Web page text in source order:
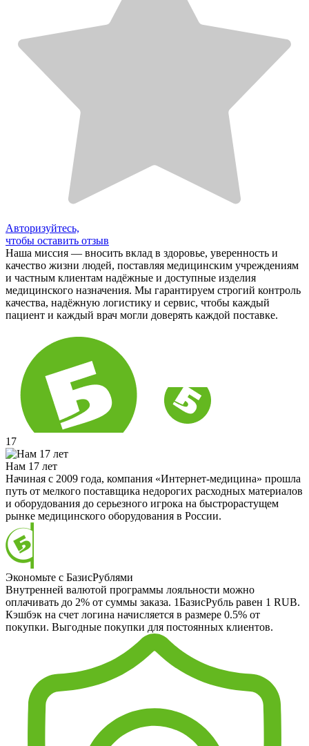
Авторизуйтесь,
чтобы оставить отзыв
Наша миссия — вносить вклад в здоровье, уверенность и
качество жизни людей, поставляя медицинским учреждениям
и частным клиентам надёжные и доступные изделия
медицинского назначения. Мы гарантируем строгий контроль
качества, надёжную логистику и сервис, чтобы каждый
пациент и каждый врач могли доверять каждой поставке.
17
Нам 17 лет
Начиная с 2009 года, компания «Интернет-медицина» прошла
путь от мелкого поставщика недорогих расходных материалов
и оборудования до серьезного игрока на быстрорастущем
рынке медицинского оборудования в России.
Экономьте с БазисРублями
Внутренней валютой программы лояльности можно
оплачивать до 2% от суммы заказа. 1БазисРубль равен 1 RUB.
Кэшбэк на счет логина начисляется в размере 0.5% от
покупки. Выгодные покупки для постоянных клиентов.